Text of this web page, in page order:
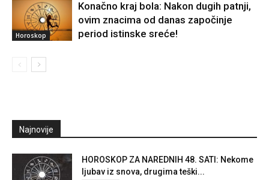
Horoskop
Konačno kraj bola: Nakon dugih patnji,
ovim znacima od danas započinje
period istinske sreće!
Najnovije
HOROSKOP ZA NAREDNIH 48. SATI: Nekome
ljubav iz snova, drugima teški...